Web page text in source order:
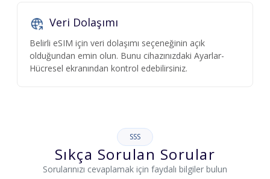
Veri Dolaşımı
Belirli eSIM için veri dolaşımı seçeneğinin açık
olduğundan emin olun. Bunu cihazınızdaki Ayarlar-
Hücresel ekranından kontrol edebilirsiniz.
SSS
Sıkça Sorulan Sorular
Sorularınızı cevaplamak için faydalı bilgiler bulun